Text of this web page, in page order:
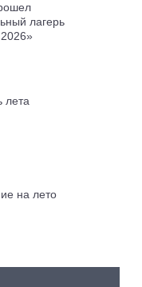
лагерь
лета
на лето